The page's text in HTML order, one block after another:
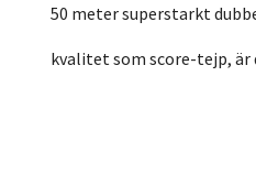
50 meter superstarkt
kvalitet som score-tejp,